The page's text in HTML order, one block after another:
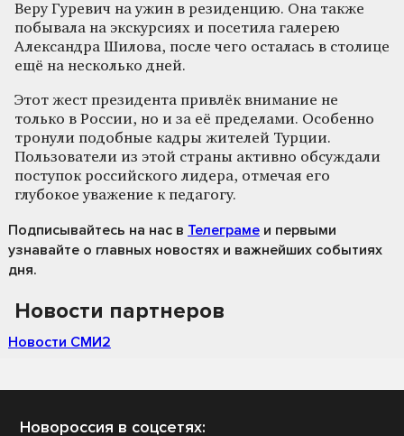
Веру Гуревич на ужин в резиденцию. Она также
побывала на экскурсиях и посетила галерею
Александра Шилова, после чего осталась в столице
ещё на несколько дней.
Этот жест президента привлёк внимание не
только в России, но и за её пределами. Особенно
тронули подобные кадры жителей Турции.
Пользователи из этой страны активно обсуждали
поступок российского лидера, отмечая его
глубокое уважение к педагогу.
Подписывайтесь на нас в Телеграме и первыми
узнавайте о главных новостях и важнейших событиях
дня.
Новости партнеров
Новости СМИ2
Новороссия в соцсетях: